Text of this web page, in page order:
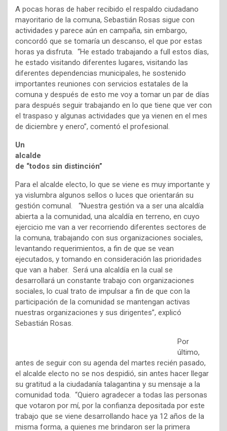
A pocas horas de haber recibido el respaldo ciudadano
mayoritario de la comuna, Sebastián Rosas sigue con
actividades y parece aún en campaña, sin embargo,
concordó que se tomaría un descanso, el que por estas
horas ya disfruta. “He estado trabajando a full estos días,
he estado visitando diferentes lugares, visitando las
diferentes dependencias municipales, he sostenido
importantes reuniones con servicios estatales de la
comuna y después de esto me voy a tomar un par de días
para después seguir trabajando en lo que tiene que ver con
el traspaso y algunas actividades que ya vienen en el mes
de diciembre y enero”, comentó el profesional.
Un
alcalde
de “todos sin distinción”
Para el alcalde electo, lo que se viene es muy importante y
ya vislumbra algunos sellos o luces que orientarán su
gestión comunal. “Nuestra gestión va a ser una alcaldía
abierta a la comunidad, una alcaldía en terreno, en cuyo
ejercicio me van a ver recorriendo diferentes sectores de
la comuna, trabajando con sus organizaciones sociales,
levantando requerimientos, a fin de que se vean
ejecutados, y tomando en consideración las prioridades
que van a haber. Será una alcaldía en la cual se
desarrollará un constante trabajo con organizaciones
sociales, lo cual trato de impulsar a fin de que con la
participación de la comunidad se mantengan activas
nuestras organizaciones y sus dirigentes”, explicó
Sebastián Rosas.
Por
último,
antes de seguir con su agenda del martes recién pasado,
el alcalde electo no se nos despidió, sin antes hacer llegar
su gratitud a la ciudadanía talagantina y su mensaje a la
comunidad toda. “Quiero agradecer a todas las personas
que votaron por mí, por la confianza depositada por este
trabajo que se viene desarrollando hace ya 12 años de la
misma forma, a quienes me brindaron ser la primera